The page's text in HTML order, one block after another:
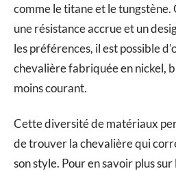
comme le titane et le
une résistance accrue et un
les préférences, il est possible
chevalière fabriquée en nickel,
moins courant.
Cette diversité de matériaux
de trouver la chevalière qui
son style. Pour en savoir plus